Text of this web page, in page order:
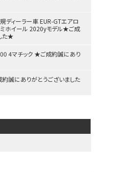
ディーラー車 EUR-GTエアロ
ホイール 2020yモデル★ご成
た★
4マチック ★ご成約誠にあり
誠にありがとうございました